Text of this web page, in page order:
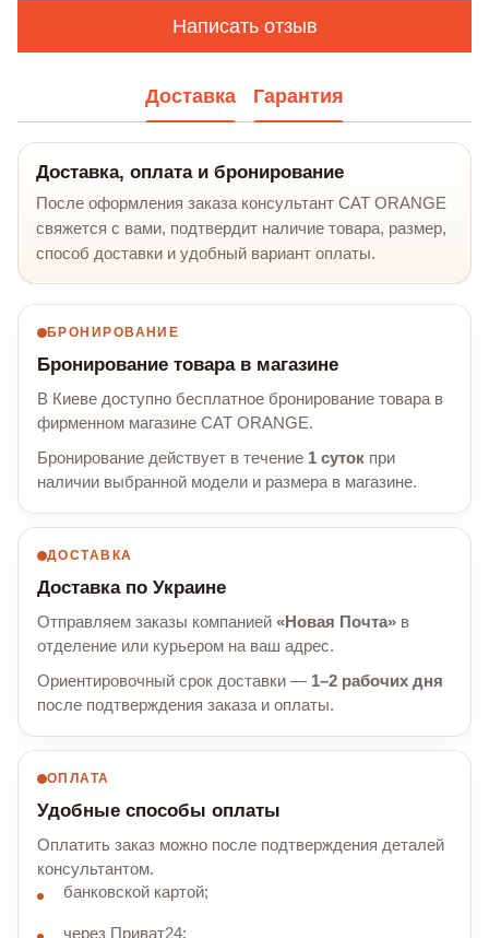
Написать отзыв
Доставка Гарантия
Доставка, оплата и бронирование
После оформления заказа консультант CAT ORANGE
свяжется с вами, подтвердит наличие товара, размер,
способ доставки и удобный вариант оплаты.
БРОНИРОВАНИЕ
Бронирование товара в магазине
В Киеве доступно бесплатное бронирование товара в
фирменном магазине CAT ORANGE.
Бронирование действует в течение 1 суток при
наличии выбранной модели и размера в магазине.
ДОСТАВКА
Доставка по Украине
Отправляем заказы компанией «Новая Почта» в
отделение или курьером на ваш адрес.
Ориентировочный срок доставки — 1–2 рабочих дня
после подтверждения заказа и оплаты.
ОПЛАТА
Удобные способы оплаты
Оплатить заказ можно после подтверждения деталей
консультантом.
банковской картой;
через Приват24;